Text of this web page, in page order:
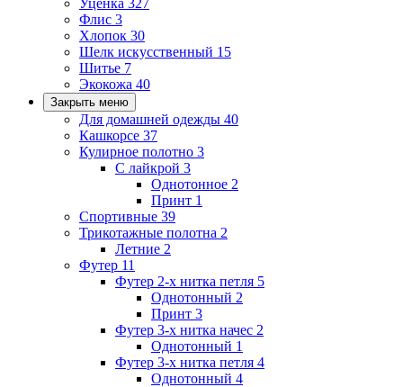
Флис 3
Хлопок 30
Шелк искусственный 15
Шитье 7
Экокожа 40
Закрыть меню
Для домашней одежды 40
Кашкорсе 37
Кулирное полотно 3
С лайкрой 3
Однотонное 2
Принт 1
Спортивные 39
Трикотажные полотна 2
Летние 2
Футер 11
Футер 2-х нитка петля 5
Однотонный 2
Принт 3
Футер 3-х нитка начес 2
Однотонный 1
Футер 3-х нитка петля 4
Однотонный 4